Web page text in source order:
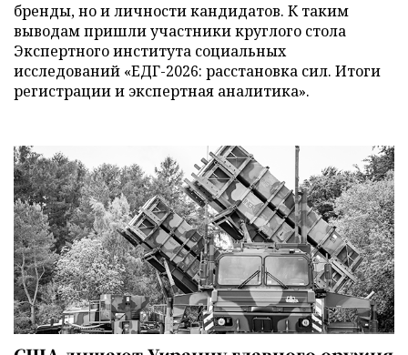
бренды, но и личности кандидатов. К таким
выводам пришли участники круглого стола
Экспертного института социальных
исследований «ЕДГ-2026: расстановка сил. Итоги
регистрации и экспертная аналитика».